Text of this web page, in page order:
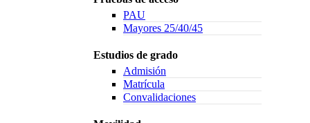
PAU
Mayores 25/40/45
Estudios de grado
Admisión
Matrícula
Convalidaciones